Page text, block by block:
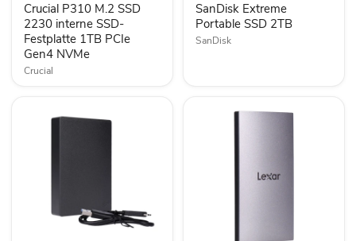
SSD-
Festplatte
1TB
PCIe
Gen4
NVMe
Crucial P310 M.2 SSD
2230 interne SSD-
Festplatte 1TB PCIe
Gen4 NVMe
Crucial
SanDisk Extreme
Portable SSD 2TB
SanDisk